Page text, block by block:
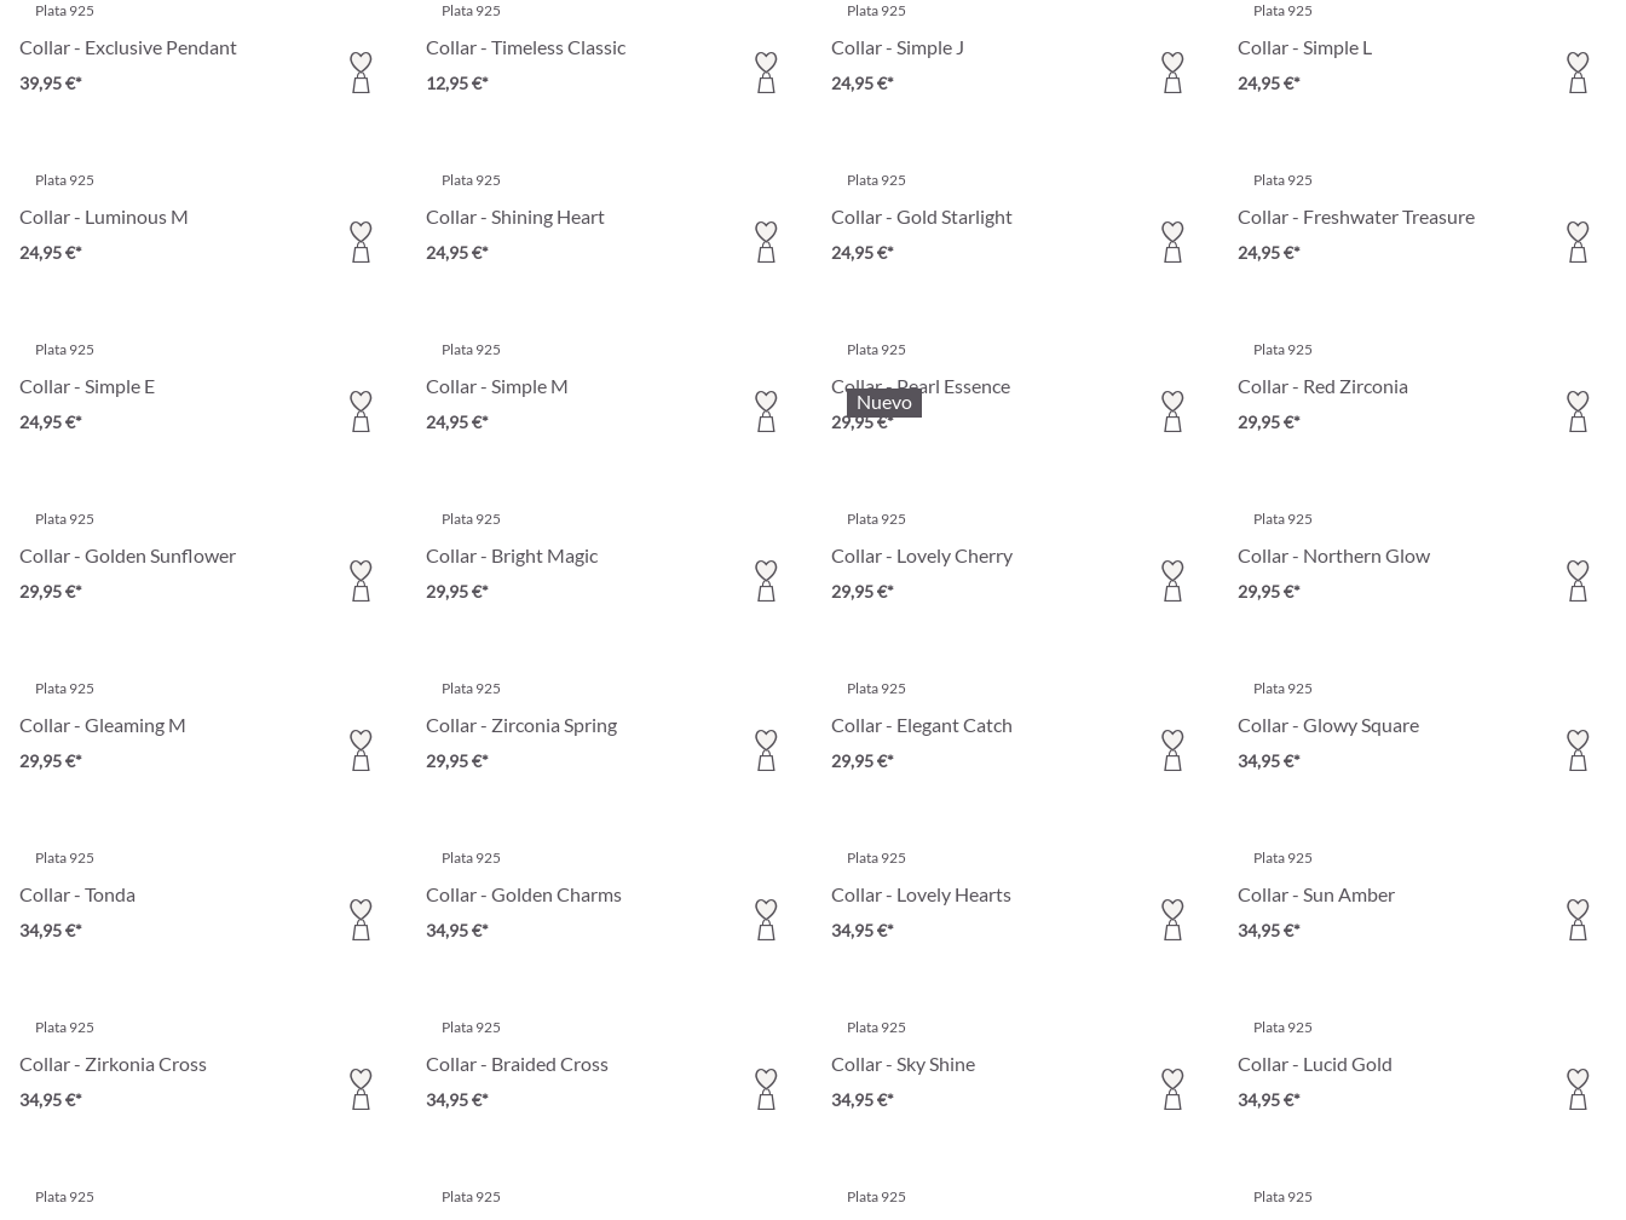
Plata 925
Collar - Exclusive Pendant
39,95 €*
Plata 925
Collar - Timeless Classic
12,95 €*
Plata 925
Collar - Simple J
24,95 €*
Plata 925
Collar - Simple L
24,95 €*
Plata 925
Collar - Luminous M
24,95 €*
Plata 925
Collar - Shining Heart
24,95 €*
Plata 925
Collar - Gold Starlight
24,95 €*
Plata 925
Collar - Freshwater Treasure
24,95 €*
Plata 925
Collar - Simple E
24,95 €*
Plata 925
Collar - Simple M
24,95 €*
Nuevo
Plata 925
Collar - Pearl Essence
29,95 €*
Plata 925
Collar - Red Zirconia
29,95 €*
Plata 925
Collar - Golden Sunflower
29,95 €*
Plata 925
Collar - Bright Magic
29,95 €*
Plata 925
Collar - Lovely Cherry
29,95 €*
Plata 925
Collar - Northern Glow
29,95 €*
Plata 925
Collar - Gleaming M
29,95 €*
Plata 925
Collar - Zirconia Spring
29,95 €*
Plata 925
Collar - Elegant Catch
29,95 €*
Plata 925
Collar - Glowy Square
34,95 €*
Plata 925
Collar - Tonda
34,95 €*
Plata 925
Collar - Golden Charms
34,95 €*
Plata 925
Collar - Lovely Hearts
34,95 €*
Plata 925
Collar - Sun Amber
34,95 €*
Plata 925
Collar - Zirkonia Cross
34,95 €*
Plata 925
Collar - Braided Cross
34,95 €*
Plata 925
Collar - Sky Shine
34,95 €*
Plata 925
Collar - Lucid Gold
34,95 €*
Plata 925 Plata 925 Plata 925 Plata 925